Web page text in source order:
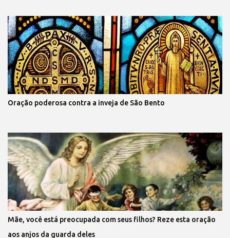
Oração poderosa contra a inveja de São Bento
Mãe, você está preocupada com seus filhos? Reze esta oração
aos anjos da guarda deles